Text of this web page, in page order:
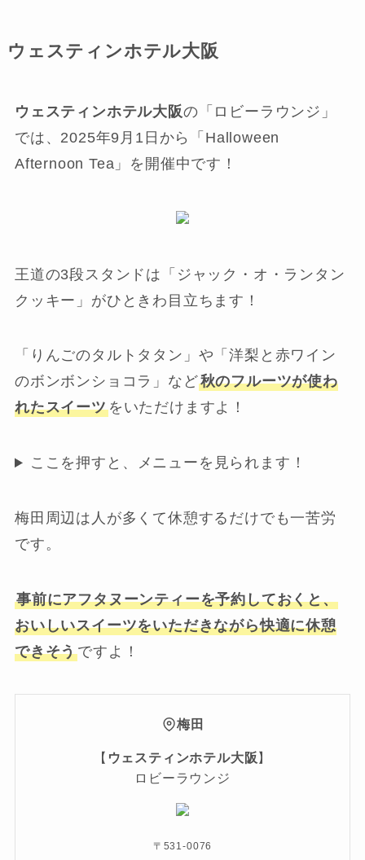
ウェスティンホテル大阪
ウェスティンホテル大阪の「ロビーラウンジ」
では、2025年9月1日から「Halloween
Afternoon Tea」を開催中です！
王道の3段スタンドは「ジャック・オ・ランタン
クッキー」がひときわ目立ちます！
「りんごのタルトタタン」や「洋梨と赤ワイン
のボンボンショコラ」など秋のフルーツが使わ
れたスイーツをいただけますよ！
ここを押すと、メニューを見られます！
梅田周辺は人が多くて休憩するだけでも一苦労
です。
事前にアフタヌーンティーを予約しておくと、
おいしいスイーツをいただきながら快適に休憩
できそうですよ！
梅田
【 ウェスティンホテル大阪】
ロビーラウンジ
〒531-0076